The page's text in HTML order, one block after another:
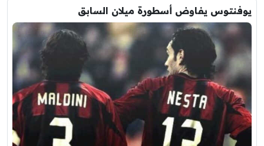
يوفنتوس يفاوض أسطورة ميلان السابق